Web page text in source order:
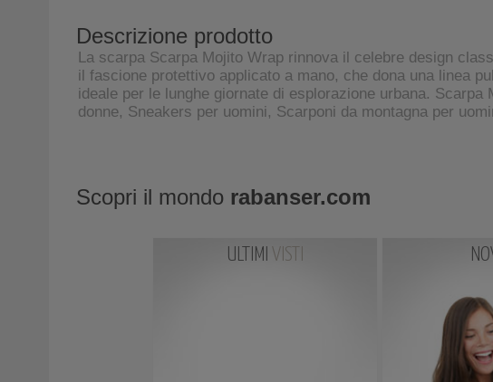
Descrizione prodotto
La scarpa Scarpa Mojito Wrap rinnova il celebre design
il fascione protettivo applicato a mano, che dona una linea
ideale per le lunghe giornate di esplorazione urbana.
donne, Sneakers per uomini, Scarponi da montagna per
Scopri il mondo rabanser.com
ULTIMI VISTI